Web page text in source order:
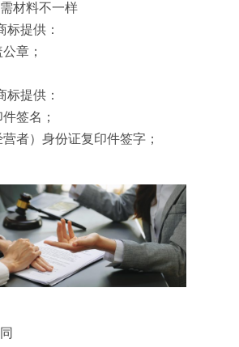
材料不一样
标提供：
章；
标提供：
签名；
者）身份证复印件签字；